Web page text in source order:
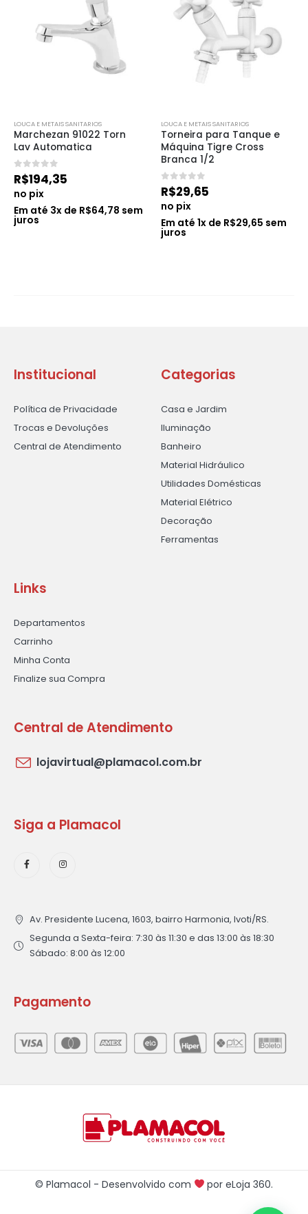
LOUCA E METAIS SANITARIOS
Marchezan 91022 Torn
Lav Automatica
0 de 5
R$194,35
no pix
Em até 3x de R$64,78 sem
juros
LOUCA E METAIS SANITARIOS
Torneira para Tanque e
Máquina Tigre Cross
Branca 1/2
0 de 5
R$29,65
no pix
Em até 1x de R$29,65 sem
juros
Institucional
Política de Privacidade
Trocas e Devoluções
Central de Atendimento
Categorias
Casa e Jardim
Iluminação
Banheiro
Material Hidráulico
Utilidades Domésticas
Material Elétrico
Decoração
Ferramentas
Links
Departamentos
Carrinho
Minha Conta
Finalize sua Compra
Central de Atendimento
lojavirtual@plamacol.com.br
Siga a Plamacol
Av. Presidente Lucena, 1603, bairro Harmonia, Ivoti/RS.
Segunda a Sexta-feira: 7:30 às 11:30 e das 13:00 às 18:30
Sábado: 8:00 às 12:00
Pagamento
© Plamacol - Desenvolvido com poreLoja 360.